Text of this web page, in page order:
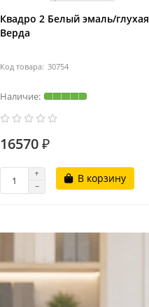
Квадро 2 Белый эмаль/глухая
Верда
30754
16570 ₽
В корзину